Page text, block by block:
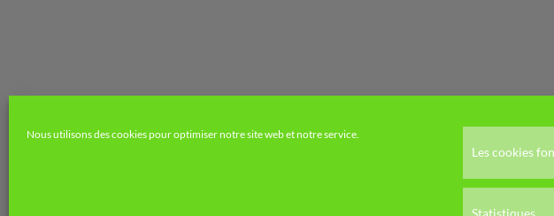
Nous utilisons des cookies pour optimiser notre site web et notre service.
Les cookies